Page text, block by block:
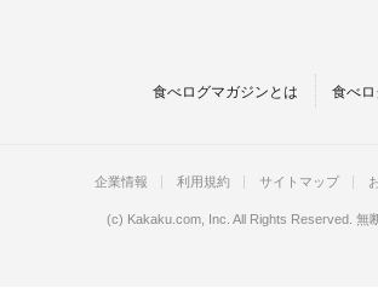
食べログマガジンとは 食べ
企業情報 利用規約 サイトマップ
(c) Kakaku.com, Inc. All Rights Reserved. 無